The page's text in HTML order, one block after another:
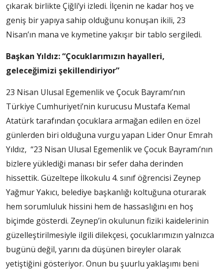
çıkarak birlikte Çiğli’yi izledi. İlçenin ne kadar hoş ve
geniş bir yapıya sahip olduğunu konuşan ikili, 23
Nisan’ın mana ve kıymetine yakışır bir tablo sergiledi.
Başkan Yıldız: “Çocuklarımızın hayalleri,
geleceğimizi şekillendiriyor”
23 Nisan Ulusal Egemenlik ve Çocuk Bayramı’nın
Türkiye Cumhuriyeti’nin kurucusu Mustafa Kemal
Atatürk tarafından çocuklara armağan edilen en özel
günlerden biri olduğuna vurgu yapan Lider Onur Emrah
Yıldız, “23 Nisan Ulusal Egemenlik ve Çocuk Bayramı’nın
bizlere yüklediği manası bir sefer daha derinden
hissettik. Güzeltepe İlkokulu 4. sınıf öğrencisi Zeynep
Yağmur Yakıcı, belediye başkanlığı koltuğuna oturarak
hem sorumluluk hissini hem de hassaslığını en hoş
biçimde gösterdi. Zeynep’in okulunun fiziki kaidelerinin
güzelleştirilmesiyle ilgili dilekçesi, çocuklarımızın yalnızca
bugünü değil, yarını da düşünen bireyler olarak
yetiştiğini gösteriyor. Onun bu şuurlu yaklaşımı beni